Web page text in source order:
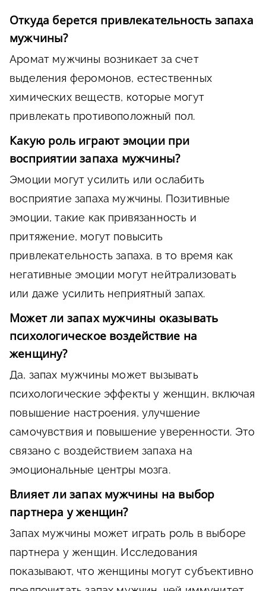
Откуда берется привлекательность запаха
мужчины?
Аромат мужчины возникает за счет
выделения феромонов, естественных
химических веществ, которые могут
привлекать противоположный пол.
Какую роль играют эмоции при
восприятии запаха мужчины?
Эмоции могут усилить или ослабить
восприятие запаха мужчины. Позитивные
эмоции, такие как привязанность и
притяжение, могут повысить
привлекательность запаха, в то время как
негативные эмоции могут нейтрализовать
или даже усилить неприятный запах.
Может ли запах мужчины оказывать
психологическое воздействие на
женщину?
Да, запах мужчины может вызывать
психологические эффекты у женщин, включая
повышение настроения, улучшение
самочувствия и повышение уверенности. Это
связано с воздействием запаха на
эмоциональные центры мозга.
Влияет ли запах мужчины на выбор
партнера у женщин?
Запах мужчины может играть роль в выборе
партнера у женщин. Исследования
показывают, что женщины могут субъективно